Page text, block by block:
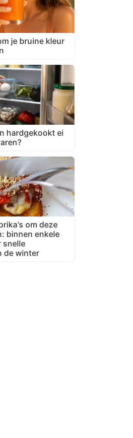
je bruine kleur
hardgekookt ei
om deze
binnen enkele
snelle
de winter